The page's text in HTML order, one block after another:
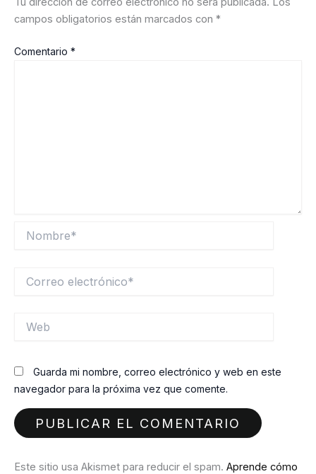
campos obligatorios están marcados con *
Comentario *
electrónico*
Guarda mi nombre, correo electrónico y web en este
navegador para la próxima vez que comente.
Este sitio usa Akismet para reducir el spam. Aprende cómo